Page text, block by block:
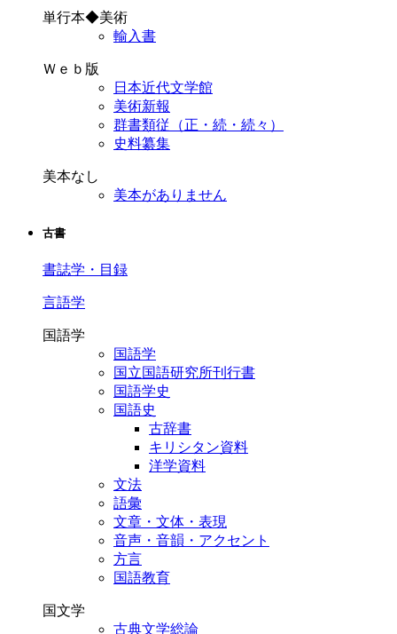
単行本◆美術
輸入書
Ｗｅｂ版
日本近代文学館
美術新報
群書類従（正・続・続々）
史料纂集
美本なし
美本がありません
古書
書誌学・目録
言語学
国語学
国語学
国立国語研究所刊行書
国語学史
国語史
古辞書
キリシタン資料
洋学資料
文法
語彙
文章・文体・表現
音声・音韻・アクセント
方言
国語教育
国文学
古典文学総論